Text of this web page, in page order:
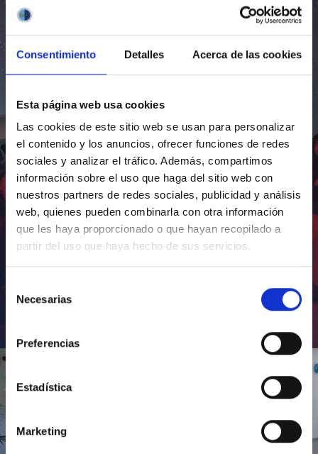
Consentimiento Detalles Acerca de las cookies
Esta página web usa cookies
Las cookies de este sitio web se usan para personalizar
el contenido y los anuncios, ofrecer funciones de redes
sociales y analizar el tráfico. Además, compartimos
información sobre el uso que haga del sitio web con
nuestros partners de redes sociales, publicidad y análisis
web, quienes pueden combinarla con otra información
que les haya proporcionado o que hayan recopilado a
partir del uso que haya hecho de sus servicios.
Necesarias
Preferencias
Estadística
Marketing